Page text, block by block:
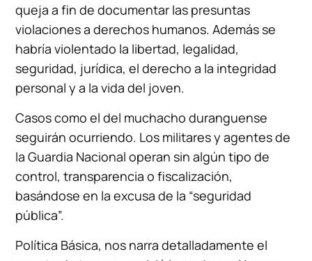
queja a fin de documentar las presuntas
violaciones a derechos humanos. Además se
habría violentado la libertad, legalidad,
seguridad, jurídica, el derecho a la integridad
personal y a la vida del joven.
Casos como el del muchacho duranguense
seguirán ocurriendo. Los militares y agentes de
la Guardia Nacional operan sin algún tipo de
control, transparencia o fiscalización,
basándose en la excusa de la “seguridad
pública”.
Política Básica, nos narra detalladamente el